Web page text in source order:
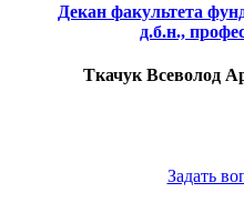
Декан факультета
д.б.н.,
Ткачук Всеволод
Задать